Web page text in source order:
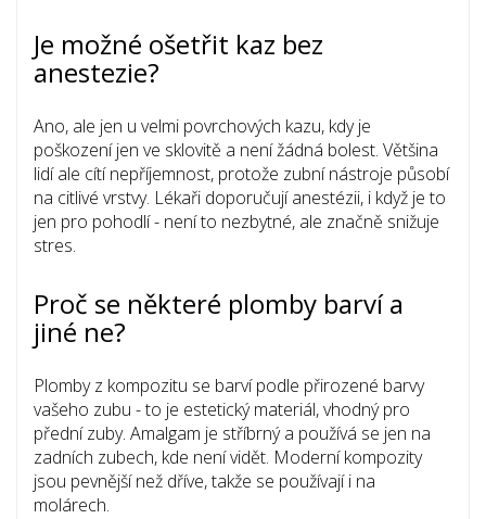
Je možné ošetřit kaz bez
anestezie?
Ano, ale jen u velmi povrchových kazu, kdy je
poškození jen ve sklovitě a není žádná bolest. Většina
lidí ale cítí nepříjemnost, protože zubní nástroje působí
na citlivé vrstvy. Lékaři doporučují anestézii, i když je to
jen pro pohodlí - není to nezbytné, ale značně snižuje
stres.
Proč se některé plomby barví a
jiné ne?
Plomby z kompozitu se barví podle přirozené barvy
vašeho zubu - to je estetický materiál, vhodný pro
přední zuby. Amalgam je stříbrný a používá se jen na
zadních zubech, kde není vidět. Moderní kompozity
jsou pevnější než dříve, takže se používají i na
molárech.